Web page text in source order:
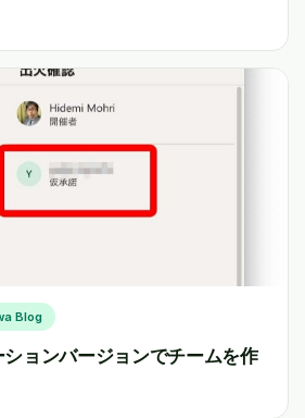
Blog
ョンバージョンでチームを作